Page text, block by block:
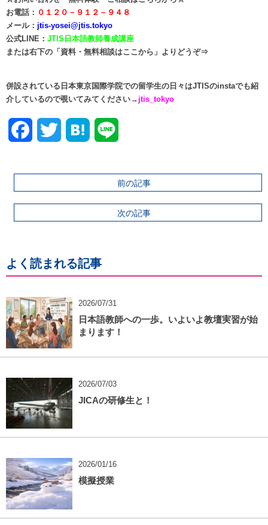
お電話： ０１２０－９１２－９４８
メール： jtis-yosei@jtis.tokyo
公式LINE： JTIS日本語教師養成講座
または右下の「資料・無料相談はここから」よりどうぞ⇒
併設されている日本東京国際学院での留学生の日々はJTISのinstaでも紹
介しているので覗いてみてください→ jtis_tokyo
FacebookTwitter
前の記事
次の記事
よく読まれる記事
2026/07/31
日本語教師への一歩。いよいよ教壇実習が始
まります！
2026/07/03
JICAの研修生と！
2026/01/16
模擬授業